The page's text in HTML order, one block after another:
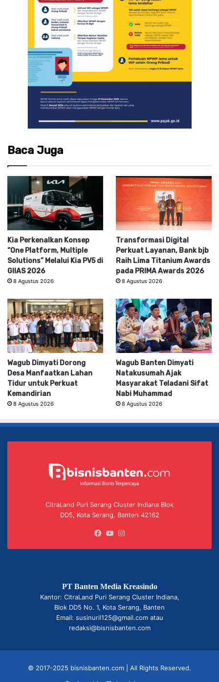
Baca Juga
Kia Perkenalkan Konsep
“One Platform, Multiple
Solutions” Melalui Kia PV5 di
GIIAS 2026
8 Agustus 2026
Transformasi Digital
Perkuat Layanan, Bank bjb
Raih Lima Titanium Awards
pada PRIMA Awards 2026
8 Agustus 2026
Wagub Dimyati Dorong
Desa Manfaatkan Lahan
Tidur untuk Perkuat
Kemandirian
8 Agustus 2026
Wagub Banten Dimyati
Natakusumah Ajak
Masyarakat Teladani Sifat
Nabi Muhammad
8 Agustus 2026
CitraLand Puri Serang Cluster Indiana Blok
DD5, Kota Serang, Banten 42162
Facebook
YouTube
PT Banten Media Kreasindo
Kantor: CitraLand Puri Serang Cluster Indiana,
Blok DD5 No. 1, Kota Serang, Banten
Email: susinuril125@gmail.com atau
redaksi@bisnisbanten.com
© 2017-2025 bisnisbanten.com | All Rights Reserved.